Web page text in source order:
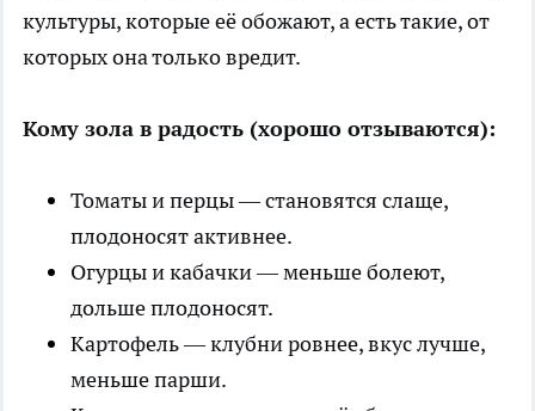
культуры, которые её обожают, а есть такие, от
которых она только вредит.
Кому зола в радость (хорошо отзываются):
Томаты и перцы — становятся слаще,
плодоносят активнее.
Огурцы и кабачки — меньше болеют,
дольше плодоносят.
Картофель — клубни ровнее, вкус лучше,
меньше парши.